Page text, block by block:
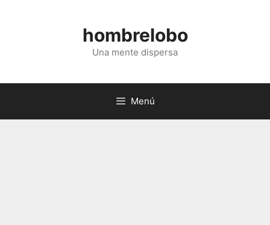
hombrelobo
Una mente dispersa
Menú